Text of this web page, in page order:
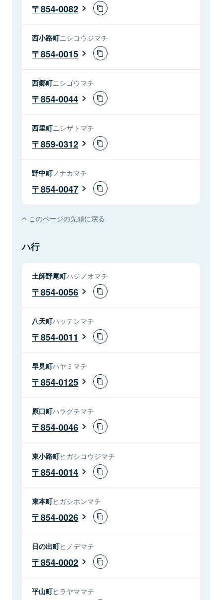
854-0082
西小路町ニシコウジマチ
854-0015
西郷町ニシゴウマチ
854-0044
西里町ニシザトマチ
859-0312
野中町ノナカマチ
854-0047
このページの先頭に戻る
ハ行
土師野尾町ハジノオマチ
854-0056
八天町ハッテンマチ
854-0011
早見町ハヤミマチ
854-0125
原口町ハラグチマチ
854-0046
東小路町ヒガシコウジマチ
854-0014
東本町ヒガシホンマチ
854-0026
日の出町ヒノデマチ
854-0002
平山町ヒラヤママチ